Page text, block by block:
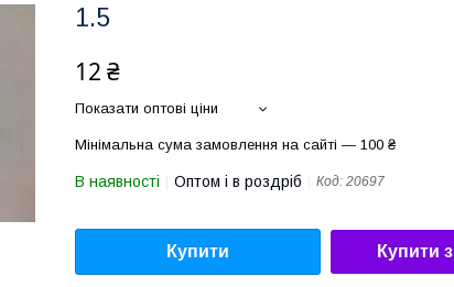
1.5
12 ₴
Показати оптові ціни
Мінімальна сума замовлення на сайті — 100 ₴
В наявності Оптом і в роздріб Код: 20697
Купити Купити з